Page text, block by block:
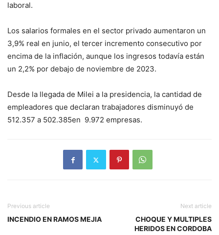
laboral.
Los salarios formales en el sector privado aumentaron un
3,9% real en junio, el tercer incremento consecutivo por
encima de la inflación, aunque los ingresos todavía están
un 2,2% por debajo de noviembre de 2023.
Desde la llegada de Milei a la presidencia, la cantidad de
empleadores que declaran trabajadores disminuyó de
512.357 a 502.385en 9.972 empresas.
Previous article
INCENDIO EN RAMOS MEJIA
Next article
CHOQUE Y MULTIPLES
HERIDOS EN CORDOBA